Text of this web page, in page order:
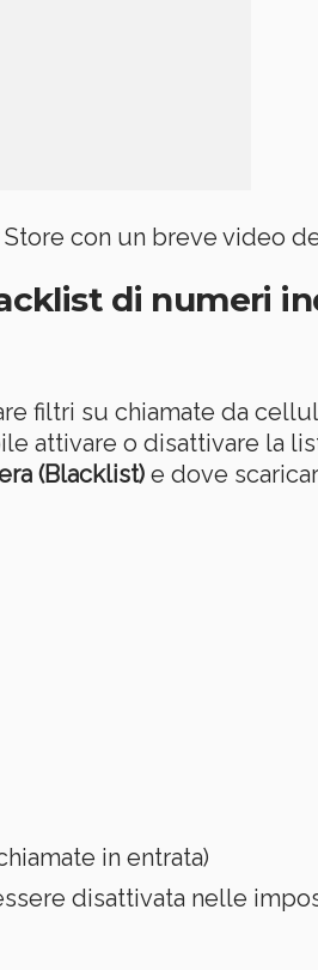
con un breve video
di numeri
filtri su chiamate da
attivare o disattivare la
(Blacklist) e dove
in entrata)
disattivata nelle